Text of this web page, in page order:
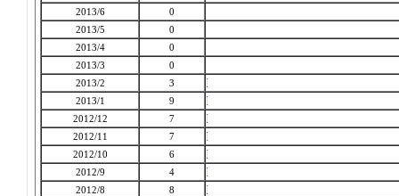
2013/6
0
2013/5
0
2013/4
0
2013/3
0
2013/2
3
2013/1
9
2012/12
7
2012/11
7
2012/10
6
2012/9
4
2012/8
8